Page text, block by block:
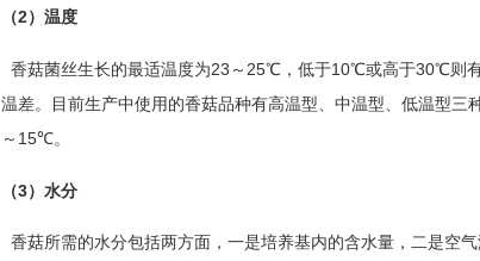
（2）温度
香菇菌丝生长的最适温度为23 ～ 25℃，低于10℃或高于30℃则
温差。目前生产中使用的香菇品种有高温型、中温型、低温型三
～ 15℃。
（3）水分
香菇所需的水分包括两方面，一是培养基内的含水量，二是空